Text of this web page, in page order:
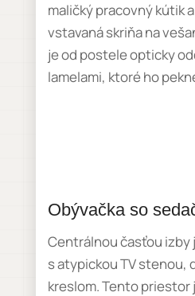
maličký pracovný kútik
vstavaná skriňa na
je od postele opticky
lamelami, ktoré ho
Obývačka so
Centrálnou časťou izby
s atypickou TV stenou,
kreslom. Tento priestor